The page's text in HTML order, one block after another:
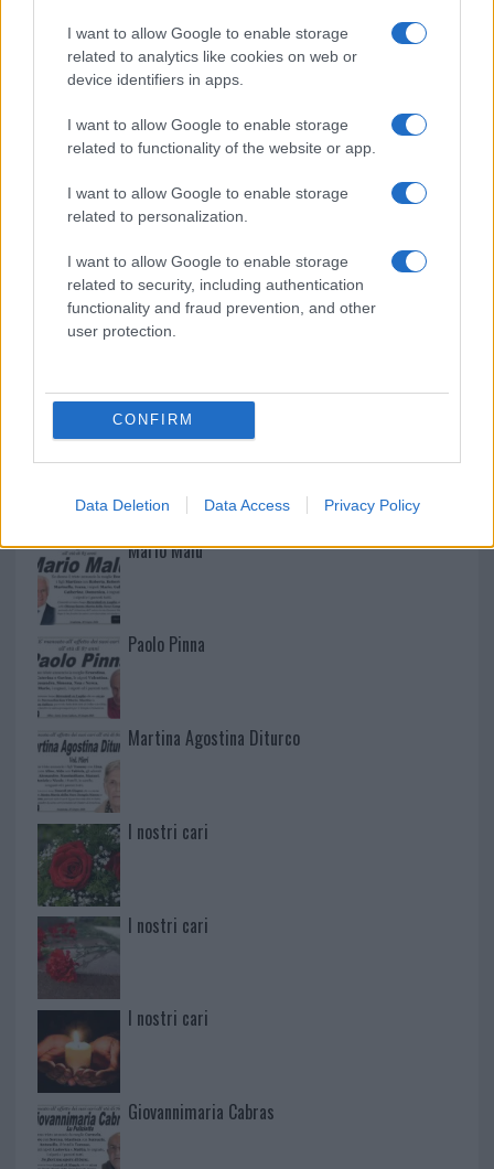
I want to allow Google to enable storage
related to analytics like cookies on web or
device identifiers in apps.
I want to allow Google to enable storage
related to functionality of the website or app.
I want to allow Google to enable storage
related to personalization.
I want to allow Google to enable storage
related to security, including authentication
functionality and fraud prevention, and other
user protection.
CONFIRM
Data Deletion Data Access Privacy Policy
Monte Pino, la fine di un lungo dolore: storia e
rinascita della strada che segnò la Gallura
la rete elettrica
Mario Malu
Paolo Pinna
Martina Agostina Diturco
I nostri cari
I nostri cari
I nostri cari
Giovannimaria Cabras